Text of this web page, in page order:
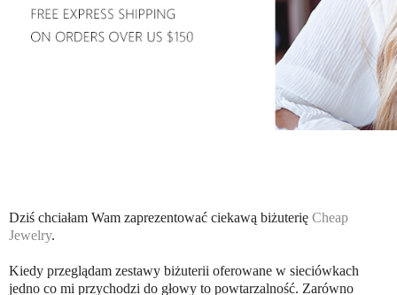
Dziś chciałam Wam zaprezentować ciekawą biżuterię Cheap
Jewelry.
Kiedy przeglądam zestawy biżuterii oferowane w sieciówkach
jedno co mi przychodzi do głowy to powtarzalność. Zarówno